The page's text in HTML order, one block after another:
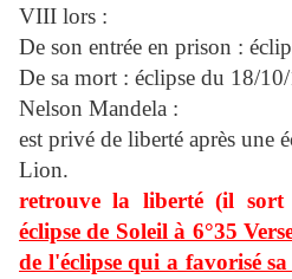
VIII lors :
De son entrée en prison :
De sa mort : éclipse du 18/
Nelson Mandela :
est privé de liberté après une
Lion.
retrouve la liberté (il sort
éclipse de Soleil à 6°35
de l'éclipse qui a favorisé